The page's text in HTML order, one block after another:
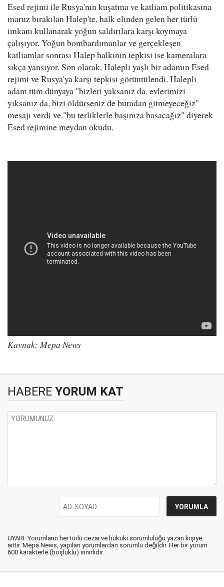
Esed rejimi ile Rusya'nın kuşatma ve katliam politikasına
maruz bırakılan Halep'te, halk elinden gelen her türlü
imkanı kullanarak yoğun saldırılara karşı koymaya
çalışıyor. Yoğun bombardımanlar ve gerçekleşen
katliamlar sonrası Halep halkının tepkisi ise kameralara
sıkça yansıyor. Son olarak, Halepli yaşlı bir adamın Esed
rejimi ve Rusya'ya karşı tepkisi görüntülendi. Halepli
adam tüm dünyaya "bizleri yaksanız da, evlerimizi
yıksanız da, bizi öldürseniz de buradan gitmeyeceğiz"
mesajı verdi ve "bu terliklerle başınıza basacağız" diyerek
Esed rejimine meydan okudu.
Kaynak: Mepa News
HABERE YORUM KAT
UYARI: Yorumların her türlü cezai ve hukuki sorumluluğu yazan kişiye
aittir. Mepa News, yapılan yorumlardan sorumlu değildir. Her bir yorum
600 karakterle (boşluklu) sınırlıdır.